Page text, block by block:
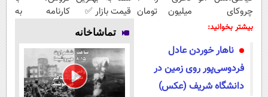
چروکای
پوستتوصاف
میلیون تومان قیمت بازار ✅
کارنامه به
بیشتر بخوانید:
ناهار خوردن عادل
فردوسی‌پور روی زمین در
دانشگاه شریف (عکس)
تماشاخانه